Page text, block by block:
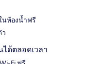
นห้องน้ำฟรี
ว
ได้ตลอดเวลา